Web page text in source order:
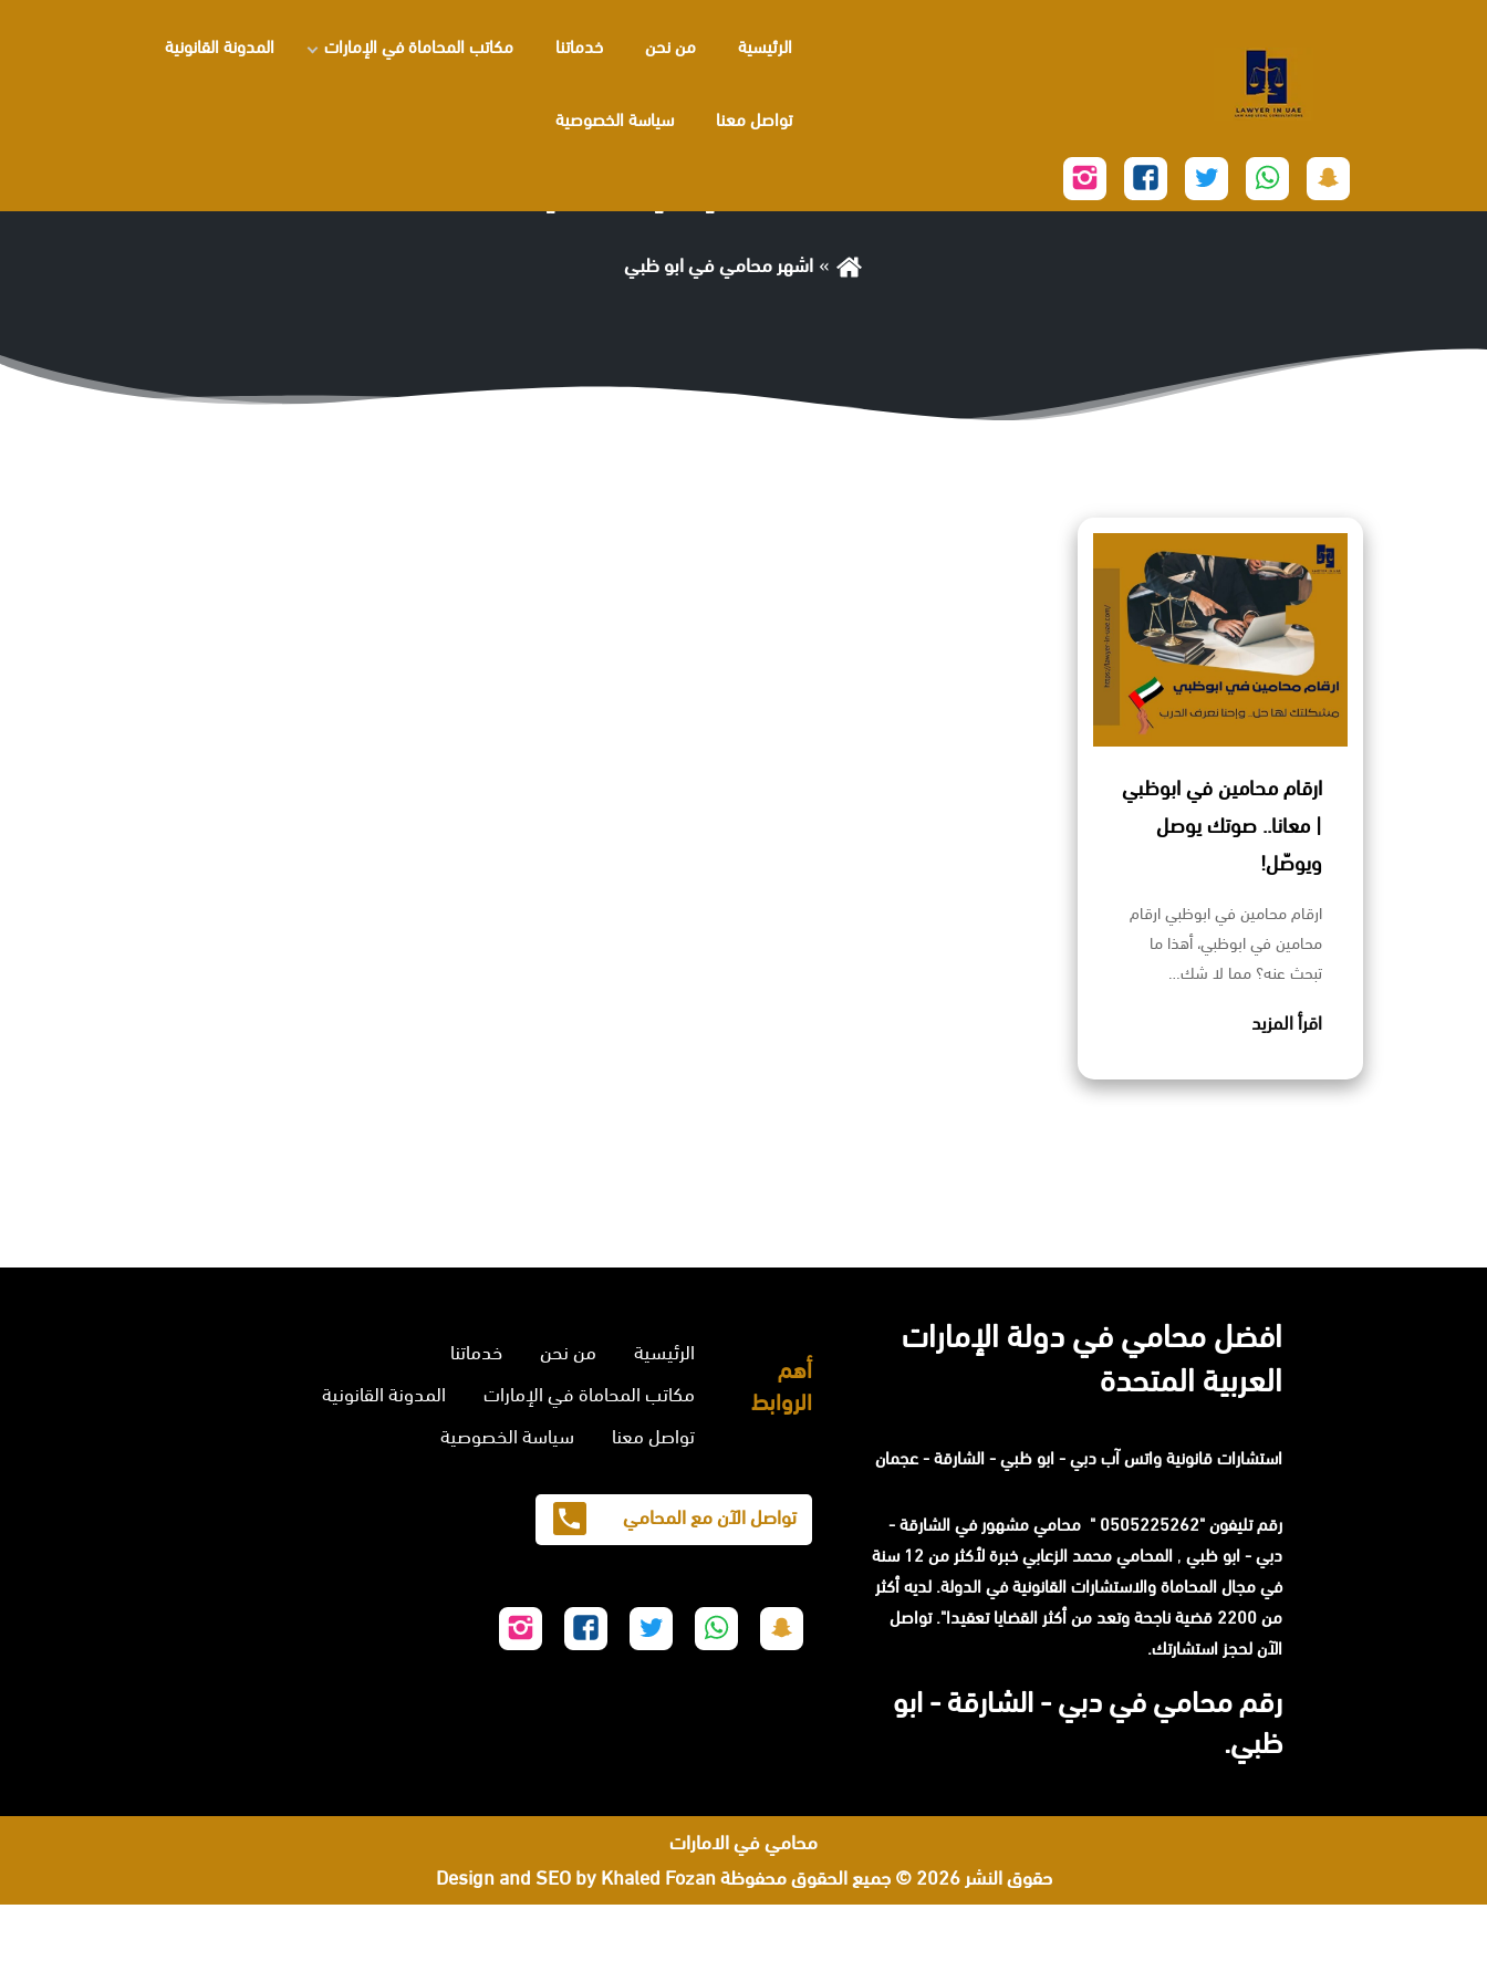
الرئيسية من نحن خدماتنا مكاتب المحاماة في الإمارات المدونة القانونية
تواصل معنا سياسة الخصوصية
تابعنا
على
تابعنا
على
تابعنا
على
تابعنا
على
على
اشهر محامي في ابو ظبي
ارقام محامين في ابوظبي
| معانا.. صوتك يوصل
ويوصّل!
ارقام محامين في ابوظبي ارقام
محامين في ابوظبي، أهذا ما
تبحث عنه؟ مما لا شك…
اقرأ المزيد
افضل محامي في دولة الإمارات
العربية المتحدة
استشارات قانونيةواتس آبدبي - ابو ظبي - الشارقة - عجمان
رقم تليفون "0505225262 " محامي مشهور في الشارقة -
دبي - ابو ظبي ,
المحامي محمد الزعابي خبرة لأكثر من 12 سنة
في مجال المحاماة والاستشارات القانونية في الدولة. لديه أكثر
من 2200 قضية ناجحة وتعد من أكثر القضايا تعقيدا". تواصل
الآن لحجز استشارتك.
رقم محامي في دبي - الشارقة - ابو
ظبي.
أهم
الروابط
الرئيسية من نحن
خدماتنا
مكاتب المحاماة في الإمارات
المدونة القانونية
تواصل معنا
سياسة الخصوصية
تواصل الآن مع المحامي
على
على
على
على
على
محامي في الامارات
حقوق النشر 2026 © جميع الحقوق محفوظة
Design and SEO by Khaled Fozan